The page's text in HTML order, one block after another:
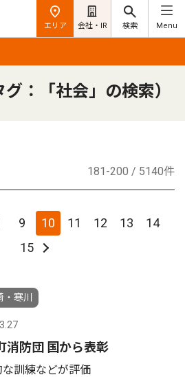
エリア 会社・IR 検索 Menu
：「社会」の検索）
181-200 / 5140件
9 10 11 12 13
14
15
寒川
消防団 国から表彰
な訓練などが評価